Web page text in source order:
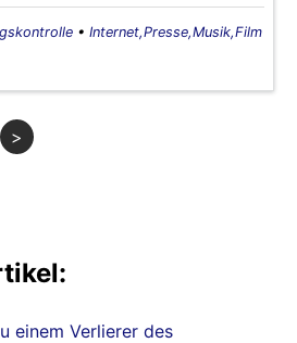
• Internet,Presse,Musik,Film
>
einem Verlierer des